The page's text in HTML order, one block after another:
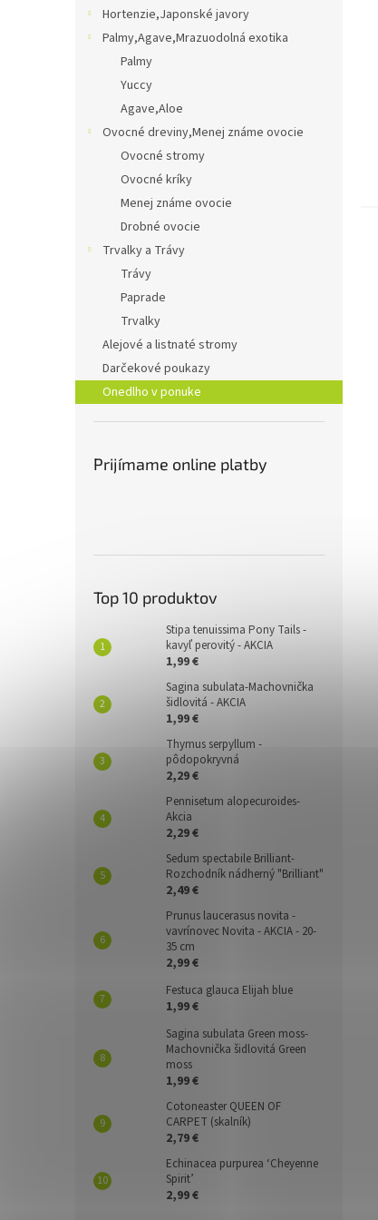
Hortenzie,Japonské javory
Palmy,Agave,Mrazuodolná exotika
Palmy
Yuccy
Agave,Aloe
Ovocné dreviny,Menej známe ovocie
Ovocné stromy
Ovocné kríky
Menej známe ovocie
Drobné ovocie
Trvalky a Trávy
Trávy
Paprade
Trvalky
Alejové a listnaté stromy
Darčekové poukazy
Onedlho v ponuke
Prijímame online platby
Top 10 produktov
Stipa tenuissima Pony Tails -
kavyľ perovitý - AKCIA
1,99 €
Sagina subulata-Machovnička
šidlovitá - AKCIA
1,99 €
Thymus serpyllum -
pôdopokryvná
2,29 €
Pennisetum alopecuroides-
Akcia
2,29 €
Sedum spectabile Brilliant-
Rozchodník nádherný "Brilliant"
2,49 €
Prunus laucerasus novita -
vavrínovec Novita - AKCIA - 20-
35 cm
2,99 €
Festuca glauca Elijah blue
1,99 €
Sagina subulata Green moss-
Machovnička šidlovitá Green
moss
1,99 €
Cotoneaster QUEEN OF
CARPET (skalník)
2,79 €
Echinacea purpurea ‘Cheyenne
Spirit’
2,99 €